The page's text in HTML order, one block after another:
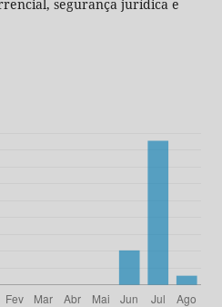
segurança jurídica e